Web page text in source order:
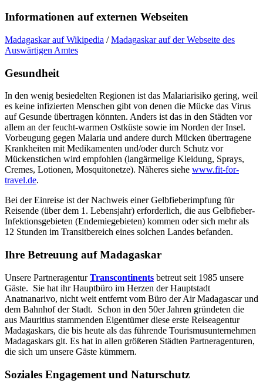
Informationen auf externen Webseiten
Madagaskar auf Wikipedia /Madagaskar auf der Webseite des
Auswärtigen Amtes
Gesundheit
In den wenig besiedelten Regionen ist das Malariarisiko gering, weil
es keine infizierten Menschen gibt von denen die Mücke das Virus
auf Gesunde übertragen könnten. Anders ist das in den Städten vor
allem an der feucht-warmen Ostküste sowie im Norden der Insel.
Vorbeugung gegen Malaria und andere durch Mücken übertragene
Krankheiten mit Medikamenten und/oder durch Schutz vor
Mückenstichen wird empfohlen (langärmelige Kleidung, Sprays,
Cremes, Lotionen, Mosquitonetze). Näheres siehe www.fit-for-
travel.de.
Bei der Einreise ist der Nachweis einer Gelbfieberimpfung für
Reisende (über dem 1. Lebensjahr) erforderlich, die aus Gelbfieber-
Infektionsgebieten (Endemiegebieten) kommen oder sich mehr als
12 Stunden im Transitbereich eines solchen Landes befanden.
Ihre Betreuung auf Madagaskar
Unsere PartneragenturTranscontinents betreut seit 1985 unsere
Gäste. Sie hat ihr Hauptbüro im Herzen der Hauptstadt
Anatnanarivo, nicht weit entfernt vom Büro der Air Madagascar und
dem Bahnhof der Stadt. Schon in den 50er Jahren gründeten die
aus Mauritius stammenden Eigentümer diese erste Reiseagentur
Madagaskars, die bis heute als das führende Tourismusunternehmen
Madagaskars glt. Es hat in allen größeren Städten Partneragenturen,
die sich um unsere Gäste kümmern.
Soziales Engagement und Naturschutz